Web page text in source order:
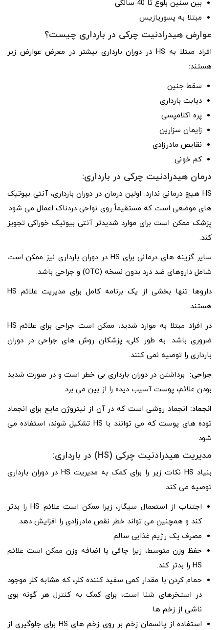
بین سنین بلوغ تا 40 سالگی
مبتلا به پسوریازیس
عوارض هیدرادنیت چرکی در بارداری چیست؟
افراد مبتلا به HS در دوران بارداری بیشتر در معرض عوارض زیر
هستند:
سقط جنین
دیابت بارداری
پره اکلامپسی
زایمان سزارین
نقایص مادرزادی
کم خونی
درمان هیدرادنیت چرکی در بارداری:
HS هیچ درمانی ندارد. اولین درمان در دوران بارداری، آنتی بیوتیک
های موضعی است که مستقیماً روی نواحی دردناک اعمال می شود.
پزشک ممکن است برای موارد شدیدتر آنتی بیوتیک خوراکی تجویز
کند.
سایر گزینه های درمانی برای HS در دوران بارداری نیز ممکن است
شامل داروهای ضد درد بدون نسخه (OTC) و جراحی باشد.
داروها تنها بخشی از یک برنامه کامل برای مدیریت علائم HS
هستند.
در افراد مبتلا به موارد شدید، ممکن است جراحی برای علائم HS
ضروری باشد. به طور کلی، پزشکان روش های جراحی در دوران
بارداری را توصیه نمی کنند.
جراحی: برداشتن در دوران بارداری بی خطر است و در صورت شدید
بودن علائم، پوست آسیب دیده را از بین می برد.
انجماد: انجماد روشی است که در آن از نیتروژن مایع برای انجماد
توده های پوست که می توانند با HS تشکیل شوند، استفاده می
شود.
مدیریت هیدرادنیت چرکی (HS) در بارداری:
بنیاد HS نکات زیر را برای کمک به مدیریت HS در دوران بارداری
توصیه می کند:
اجتناب از استعمال سیگار، زیرا ممکن است علائم HS را بدتر
کند و همچنین می تواند خطر نقص مادرزادی را افزایش دهد.
مصرف یک رژیم غذایی سالم
حفظ وزن متوسط، زیرا چاقی یا اضافه وزن ممکن است علائم
HS را بدتر کند.
حمام کردن با مقدار کمی سفید کننده کلر، که مشابه کلر موجود
در استخرهای شنا است، برای کمک به کنترل هر گونه بوی
ناشی از زخم ها
استفاده از پانسمان زخم بر روی زخم های HS برای جلوگیری از